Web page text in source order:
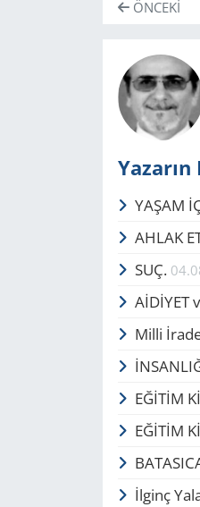
ÖNCEKI
Yazarın
YAŞAM
AHLAK
SUÇ.
AİDİYET
Milli
EĞİTİM
EĞİTİM
İlginç